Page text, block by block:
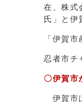
在、株式
氏」と伊
「伊賀
忍者市チ
〇伊賀市
伊賀市